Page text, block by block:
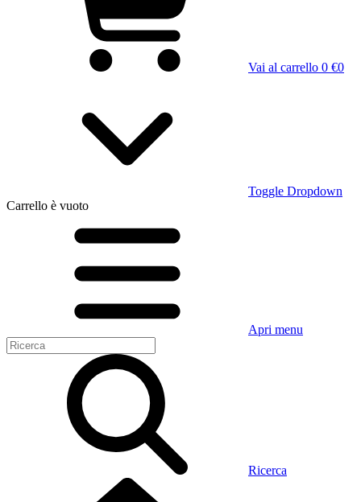
Vai al carrello 0 €0
Toggle Dropdown
Carrello è vuoto
Apri menu
Ricerca